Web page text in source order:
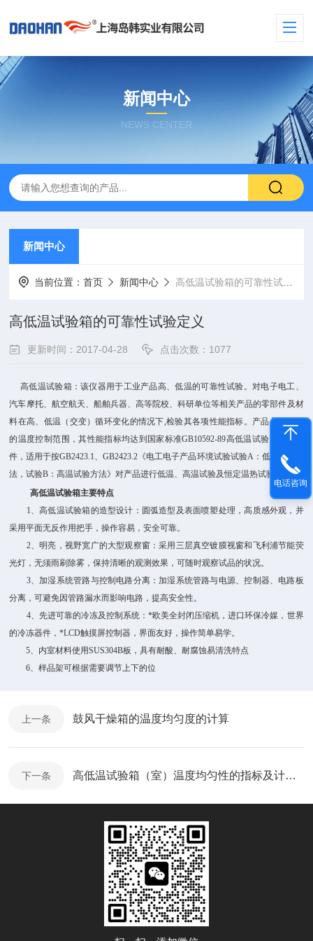
新闻中心
NEWS CENTER
新闻中心
当前位置：首页 新闻中心 高低温试验箱的可靠性试验定义
高低温试验箱的可靠性试验定义
更新时间：2017-04-28 点击次数：1077
高低温试验箱：该仪器用于工业产品高、低温的可靠性试验。对电子电工、
汽车摩托、航空航天、船舶兵器、高等院校、科研单位等相关产品的零部件及材
料在高、低温（交变）循环变化的情况下,检验其各项性能指标。产品具有较宽
的温度控制范围，其性能指标均达到国家标准GB10592-89高低温试验箱技术条
件，适用于按GB2423.1、GB2423.2《电工电子产品环境试验试验A：低温试验方
法，试验B：高温试验方法》对产品进行低温、高温试验及恒定温热试验。
高低温试验箱主要特点
1、高低温试验箱的造型设计：圆弧造型及表面喷塑处理，高质感外观，并
采用平面无反作用把手，操作容易，安全可靠。
2、明亮，视野宽广的大型观察窗：采用三层真空镀膜视窗和飞利浦节能荧
光灯，无须雨刷除雾，保持清晰的观测效果，可随时观察试品的状况。
3、加湿系统管路与控制电路分离：加湿系统管路与电源、控制器、电路板
分离，可避免因管路漏水而影响电路，提高安全性。
4、先进可靠的冷冻及控制系统：*欧美全封闭压缩机，进口环保冷媒，世界
的冷冻器件，*LCD触摸屏控制器，界面友好，操作简单易学。
5、内室材料使用SUS304B板，具有耐酸、耐腐蚀易清洗特点
6、样品架可根据需要调节上下的位
上一条 鼓风干燥箱的温度均匀度的计算
下一条 高低温试验箱（室）温度均匀性的指标及计算方法
电话咨询